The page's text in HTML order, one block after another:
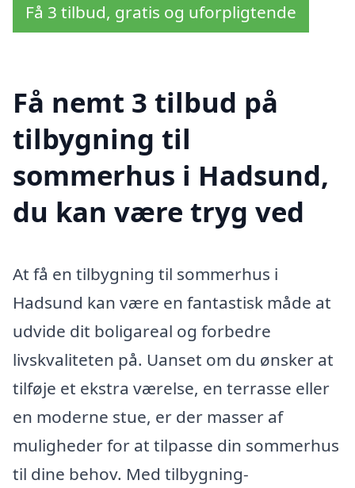
Få 3 tilbud, gratis og uforpligtende
Få nemt 3 tilbud på
tilbygning til
sommerhus i Hadsund,
du kan være tryg ved
At få en tilbygning til sommerhus i
Hadsund kan være en fantastisk måde at
udvide dit boligareal og forbedre
livskvaliteten på. Uanset om du ønsker at
tilføje et ekstra værelse, en terrasse eller
en moderne stue, er der masser af
muligheder for at tilpasse din sommerhus
til dine behov. Med tilbygning-